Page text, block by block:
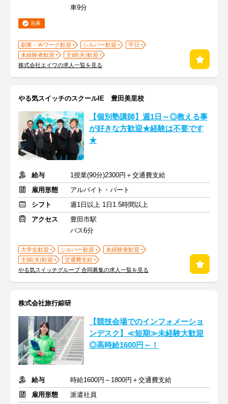
車9分
急募
副業・Ｗワーク歓迎 シルバー歓迎
平日
未経験者歓迎
主婦(夫)歓迎
株式会社エイワの求人一覧を見る
やる気スイッチのスクールIE 豊田美里校
【個別塾講師】週1日～◎教える事
が好きな方歓迎★経験は不要です
★
給与
1授業(90分)2300円＋交通費支給
雇用形態
アルバイト・パート
シフト
週1日以上 1日1.5時間以上
アクセス
豊田市駅
バス6分
大学生歓迎 シルバー歓迎
未経験者歓迎
主婦(夫)歓迎
交通費支給
やる気スイッチグループ 合同募集の求人一覧を見る
株式会社旅行綜研
【競技会場でのインフォメーショ
ンデスク】≪短期≫未経験大歓迎
◎高時給1600円～！
給与
時給1600円～1800円＋交通費支給
雇用形態
派遣社員